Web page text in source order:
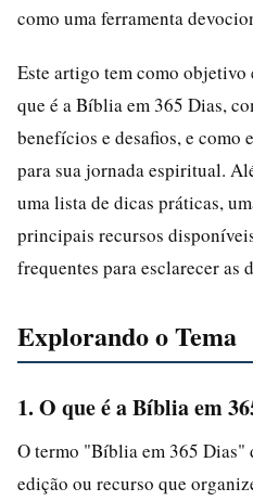
como uma ferramenta
Este artigo tem como
que é a Bíblia em 365 Dias,
benefícios e desafios, e como
para sua jornada espiritual.
uma lista de dicas práticas,
principais recursos
frequentes para esclarecer as
Explorando o Tema
1. O que é a Bíblia em
O termo "Bíblia em 365 Dias"
edição ou recurso que